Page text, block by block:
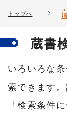
トップへ
蔵書
いろいろな
索できます
「検索条件